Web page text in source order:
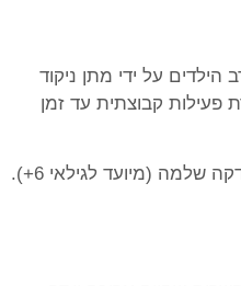
על ידי מתן ניקוד
פעילות קבוצתית עד זמן
שלמה (מיועד לגילאי 6+).